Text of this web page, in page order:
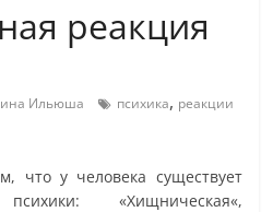
реакция
Ильюша психика, реакции
что у человека существует
«Хищническая«,